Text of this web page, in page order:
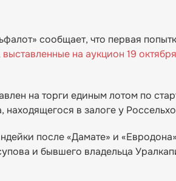
сообщает, что первая
выставленные на аукцион 19 октября
на торги единым лотом по
в залоге у
после «Дамате» и
и бывшего владельца